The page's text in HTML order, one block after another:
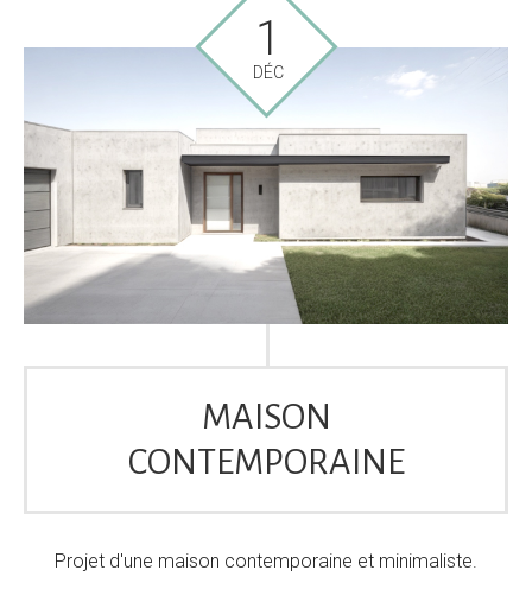
1
DÉC
MAISON
CONTEMPORAINE
Projet d'une maison contemporaine et minimaliste.